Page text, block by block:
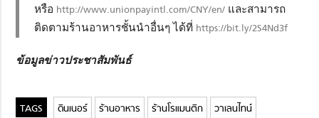
หรือ http://www.unionpayintl.com/CNY/en/ และสามารถ
ติดตามร้านอาหารชั้นนำอื่นๆ ได้ที่ https://bit.ly/2S4Nd3f
ข้อมูลข่าวประชาสัมพันธ์
ดินเนอร์ ร้านอาหาร ร้านโรแมนติก
วาเลนไทน์